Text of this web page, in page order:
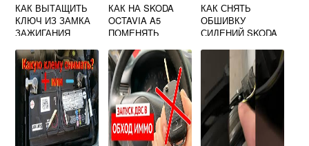
КАК ВЫТАЩИТЬ
КЛЮЧ ИЗ ЗАМКА
ЗАЖИГАНИЯ
КАК НА SKODA
OCTAVIA A5
ПОМЕНЯТЬ
ПРОТИВОТУМАНК
И
КАК СНЯТЬ
ОБШИВКУ
СИДЕНИЙ SKODA